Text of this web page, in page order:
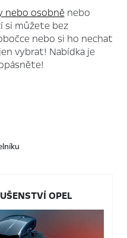
nebo osobně nebo
si můžete bez
nebo si ho nechat
vybrat! Nabídka je
OPEL